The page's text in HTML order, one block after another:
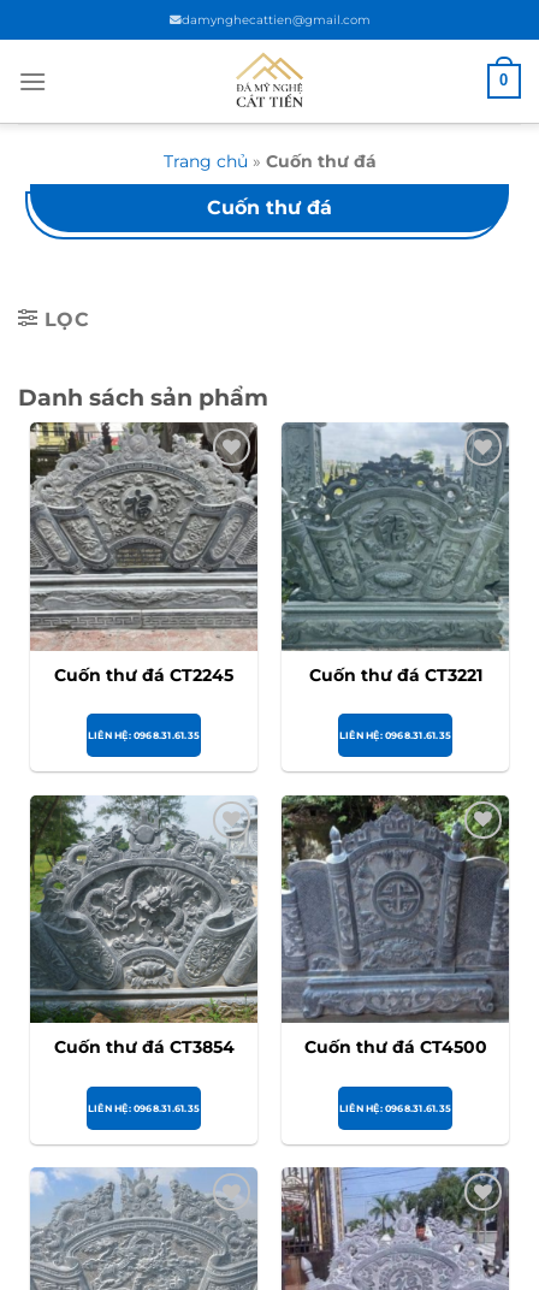
đến
nội
damynghecattien@gmail.com
0
Trang chủ » Cuốn thư đá
Cuốn thư đá
LỌC
Danh sách sản phẩm
Cuốn thư đá CT2245
LIÊN HỆ: 0968.31.61.35
Cuốn thư đá CT3221
LIÊN HỆ: 0968.31.61.35
Cuốn thư đá CT3854
LIÊN HỆ: 0968.31.61.35
Cuốn thư đá CT4500
LIÊN HỆ: 0968.31.61.35